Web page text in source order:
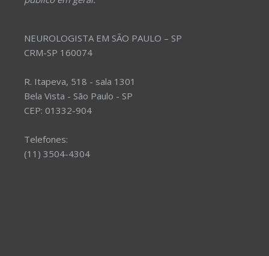
NEUROLOGISTA EM SÃO PAULO – SP
CRM-SP 160074
R. Itapeva, 518 - sala 1301
Bela Vista - São Paulo - SP
CEP: 01332-904
Telefones:
(11) 3504-4304